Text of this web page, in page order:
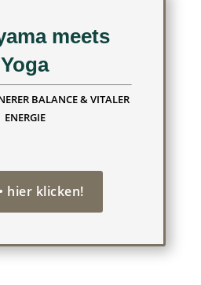
meets
Yoga
BALANCE & VITALER
ENERGIE
hier klicken!